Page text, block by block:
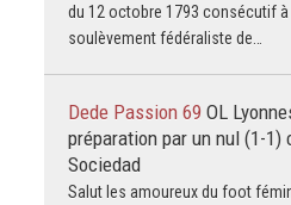
du 12 octobre 1793 consécutif
soulèvement fédéraliste de…
Dede Passion 69 OL
préparation par un nul (1-1)
Sociedad
Salut les amoureux du foot